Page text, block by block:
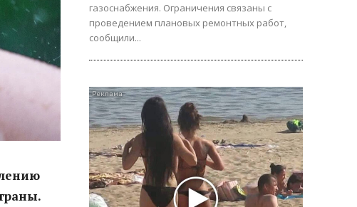
газоснабжения. Ограничения связаны с
проведением плановых ремонтных работ,
сообщили...